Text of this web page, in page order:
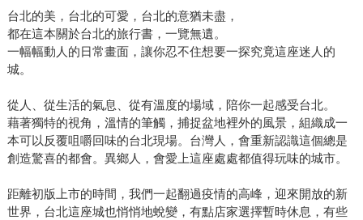
台北的美，台北的可愛，台北的意猶未盡，
都在這本關於台北的旅行書，一覽無遺。
一幅幅動人的日常畫面，讓你忍不住想要一探究竟這座迷人的
城。
從人、從生活的氣息、從有溫度的場域，陪你一起感受台北。
藉著獨特的視角，溫情的筆觸，捕捉盆地裡外的風景，組織成一
本可以反覆咀嚼回味的台北現場。台灣人，會重新認識這個總是
創造驚喜的都會。異鄉人，會愛上這座處處都值得玩味的城市。
距離初版上市的時間，我們一起翻過疫情的高峰，迎來開放的新
世界，台北這座城也悄悄地蛻變，有點店家選擇暫時休息，有些